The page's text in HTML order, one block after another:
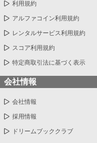
利用規約
アルファコイン利用規約
レンタルサービス利用規約
スコア利用規約
特定商取引法に基づく表示
会社情報
会社情報
採用情報
ドリームブッククラブ